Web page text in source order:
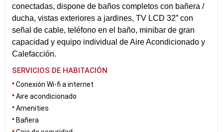
conectadas, dispone de baños completos con bañera /
ducha, vistas exteriores a jardines, TV LCD 32” con
señal de cable, teléfono en el baño, minibar de gran
capacidad y equipo individual de Aire Acondicionado y
Calefacción.
SERVICIOS DE HABITACIÓN
Conexión Wi-fi a internet
Aire acondicionado
Amenities
Bañera